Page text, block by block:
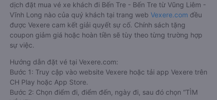
dịch đặt mua vé xe khách đi Bến Tre - Bến Tre từ Vũng Liêm -
Vĩnh Long nào của quý khách tại trang web Vexere.com đều
được Vexere cam kết giải quyết sự cố. Chính sách tặng
coupon giảm giá hoặc hoàn tiền sẽ tùy theo từng trường hợp
sự việc.
Hướng dẫn đặt vé tại Vexere.com:
Bước 1: Truy cập vào website Vexere hoặc tải app Vexere trên
CH Play hoặc App Store.
Bước 2: Chọn điểm đi, điểm đến, ngày đi, sau đó chọn “TÌM